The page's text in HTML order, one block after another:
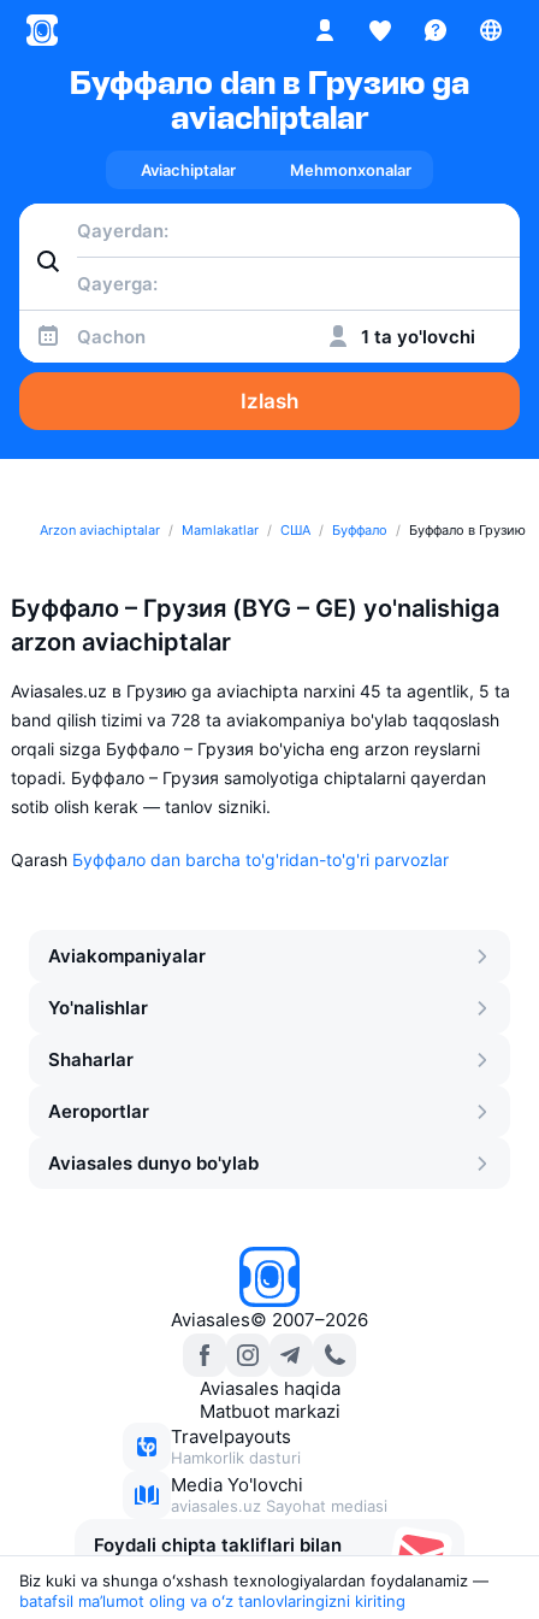
Буффало dan в Грузию ga
aviachiptalar
Aviachiptalar Mehmonxonalar
Qachon 1 ta yo'lovchi
Izlash
Arzon aviachiptalar Mamlakatlar США Буффало Буффало в Грузию
Буффало – Грузия (BYG – GE) yo'nalishiga
arzon aviachiptalar
Aviasales.uz в Грузию ga aviachipta narxini 45 ta agentlik, 5 ta
band qilish tizimi va 728 ta aviakompaniya bo'ylab taqqoslash
orqali sizga Буффало – Грузия bo'yicha eng arzon reyslarni
topadi. Буффало – Грузия samolyotiga chiptalarni qayerdan
sotib olish kerak — tanlov sizniki.
Qarash Буффало dan barcha to'g'ridan-to'g'ri parvozlar
Aviakompaniyalar
Yo'nalishlar
Shaharlar
Aeroportlar
Aviasales dunyo bo'ylab
Aviasales© 2007–2026
Aviasales haqida
Matbuot markazi
Travelpayouts
Hamkorlik dasturi
Media Yo'lovchi
aviasales.uz Sayohat mediasi
Foydali chipta takliflari bilan
Biz kuki va shunga oʻxshash texnologiyalardan foydalanamiz —
batafsil ma’lumot oling va oʻz tanlovlaringizni kiriting